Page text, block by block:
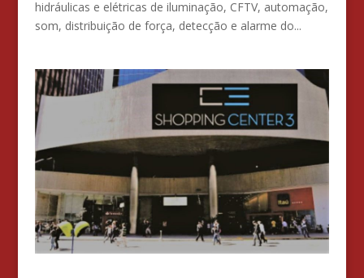
hidráulicas e elétricas de iluminação, CFTV, automação,
som, distribuição de força, detecção e alarme do...